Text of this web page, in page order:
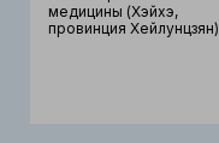
медицины (Хэйхэ,
провинция Хейлунцзян)